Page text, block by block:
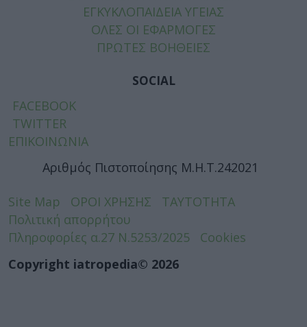
ΕΓΚΥΚΛΟΠΑΙΔΕΙΑ ΥΓΕΙΑΣ
ΟΛΕΣ ΟΙ ΕΦΑΡΜΟΓΕΣ
ΠΡΩΤΕΣ ΒΟΗΘΕΙΕΣ
SOCIAL
FACEBOOK
TWITTER
ΕΠΙΚΟΙΝΩΝΙΑ
Αριθμός Πιστοποίησης Μ.Η.Τ.242021
Site Map ΟΡΟΙ ΧΡΗΣΗΣ
ΤΑΥΤΟΤΗΤΑ
Πολιτική απορρήτου
Πληροφορίες α.27 Ν.5253/2025
Cookies
Copyright iatropedia© 2026